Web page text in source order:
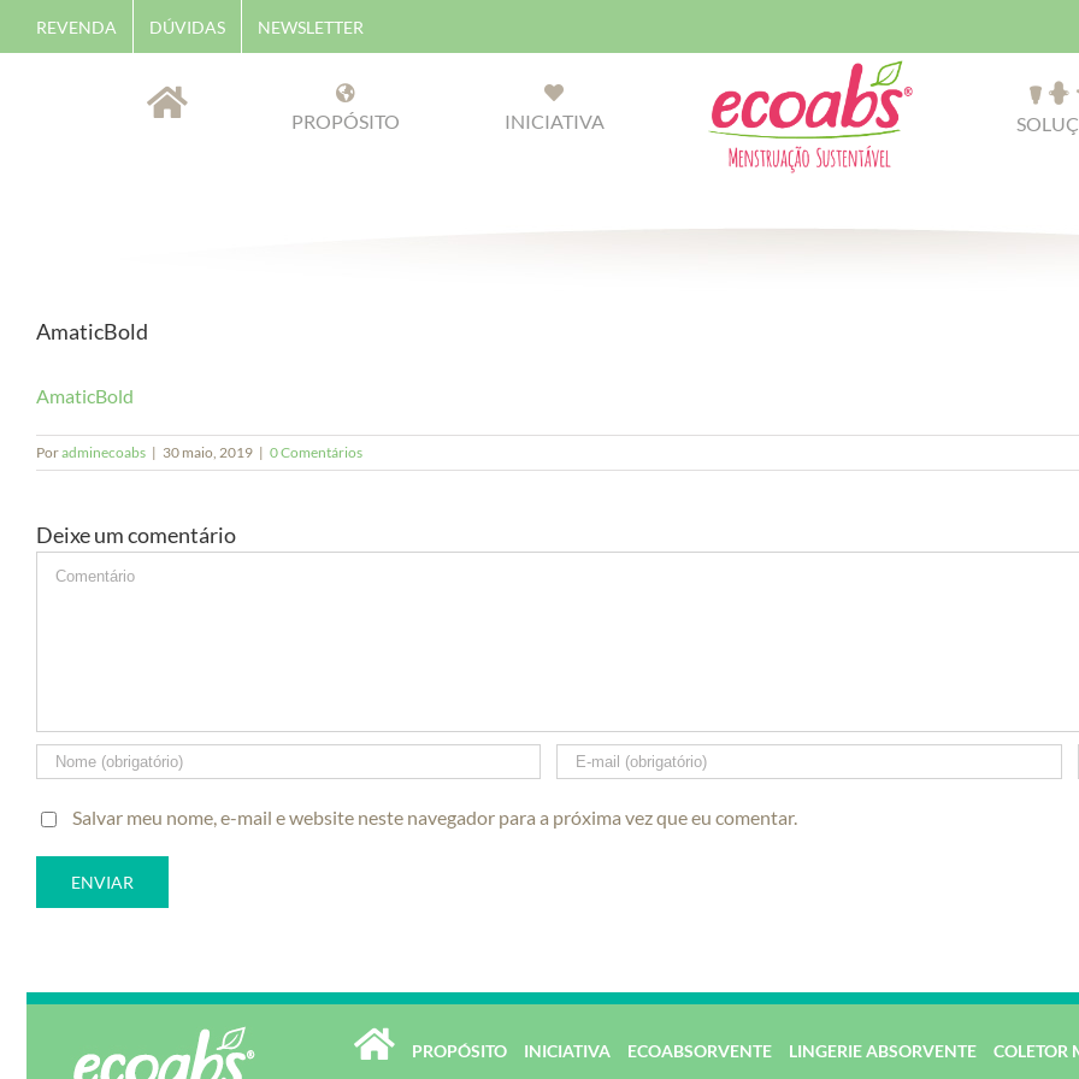
REVENDA DÚVIDAS NEWSLETTER
PROPÓSITO INICIATIVA
AmaticBold
AmaticBold
Poradminecoabs | 30 maio, 2019 | 0 Comentários
Deixe um comentário
Comment
Salvar meu nome, e-mail e website neste navegador para a próxima vez que eu comentar.
PROPÓSITO INICIATIVA ECOABSORVENTE LINGERIE ABSORVENTE COLETOR